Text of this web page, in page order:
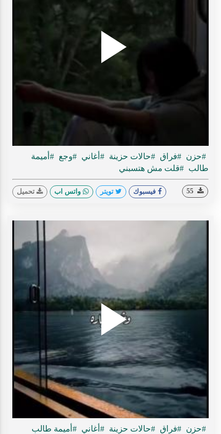
Play
#حزن #فراق #حالات حزينة #أغاني #وجع #أميمة
طالب #قلت مش هتسبني
فيسبوك تويتر واتس اب تحميل
Play
#حزن #فراق #حالات حزينة #أغاني #أميمة طالب